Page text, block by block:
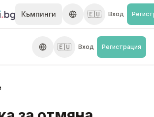
Къмпинги 🇪🇺 Вход
🇪🇺 Вход Регистрация